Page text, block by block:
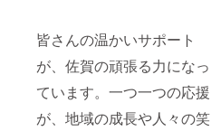
皆さんの温かいサポート
が、佐賀の頑張る力になっ
ています。一つ一つの応援
が、地域の成長や人々の笑